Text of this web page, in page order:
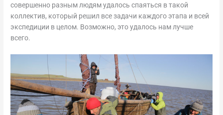
совершенно разным людям удалось спаяться в такой
коллектив, который решил все задачи каждого этапа и всей
экспедиции в целом. Возможно, это удалось нам лучше
всего.